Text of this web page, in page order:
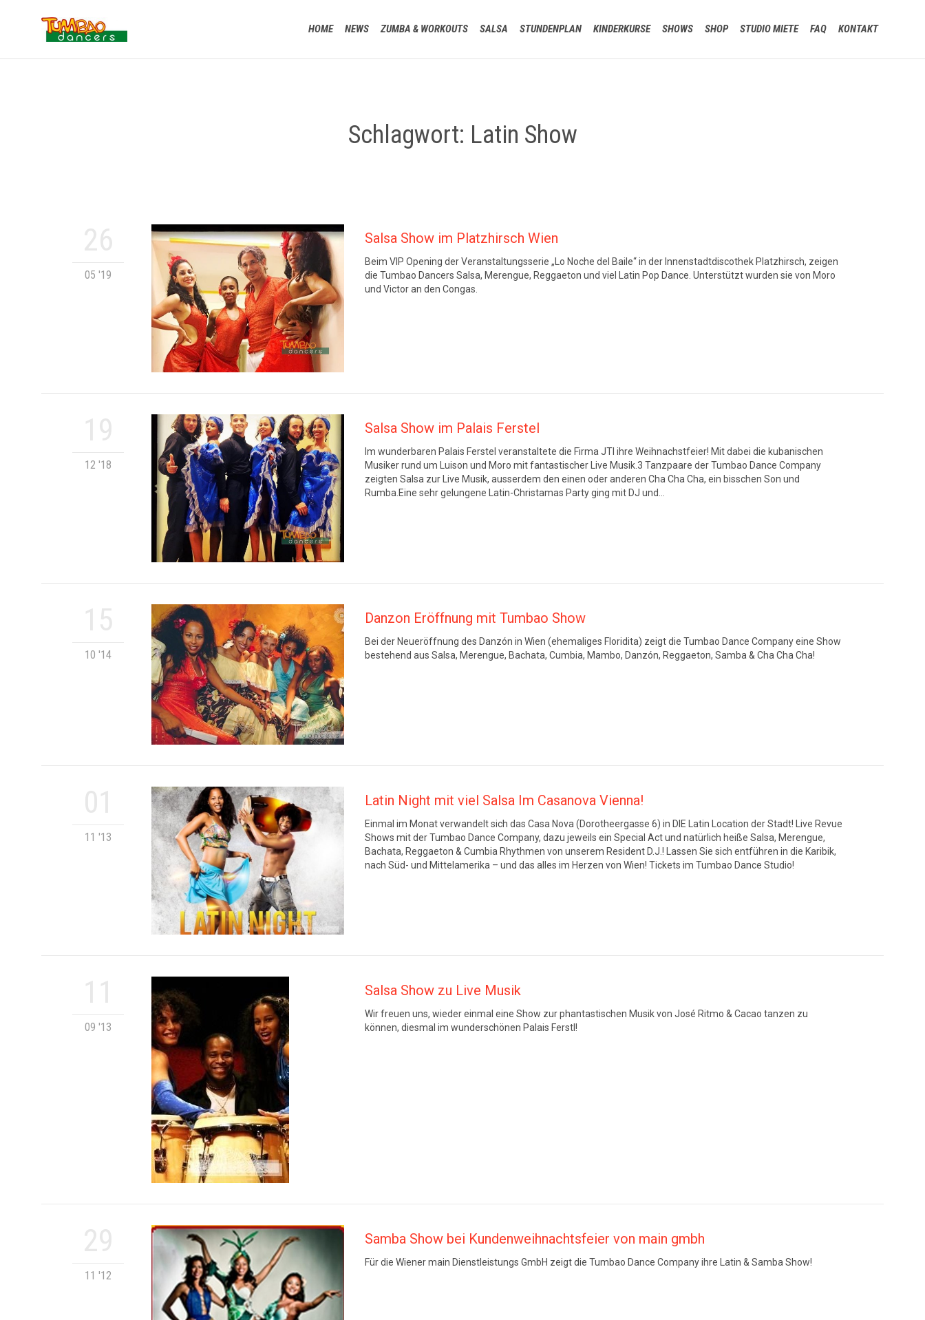
HOME NEWS ZUMBA & WORKOUTS SALSA STUNDENPLAN KINDERKURSE SHOWS SHOP STUDIO MIETE FAQ KONTAKT
Schlagwort: Latin Show
05 '19
Salsa Show im Platzhirsch Wien
Beim VIP Opening der Veranstaltungsserie „Lo Noche del Baile“ in der Innenstadtdiscothek Platzhirsch, zeigen
die Tumbao Dancers Salsa, Merengue, Reggaeton und viel Latin Pop Dance. Unterstützt wurden sie von Moro
und Victor an den Congas.
12 '18
Salsa Show im Palais Ferstel
Im wunderbaren Palais Ferstel veranstaltete die Firma JTI ihre Weihnachstfeier! Mit dabei die kubanischen
Musiker rund um Luison und Moro mit fantastischer Live Musik.3 Tanzpaare der Tumbao Dance Company
zeigten Salsa zur Live Musik, ausserdem den einen oder anderen Cha Cha Cha, ein bisschen Son und
Rumba.Eine sehr gelungene Latin-Christamas Party ging mit DJ und…
10 '14
Danzon Eröffnung mit Tumbao Show
Bei der Neueröffnung des Danzón in Wien (ehemaliges Floridita) zeigt die Tumbao Dance Company eine Show
bestehend aus Salsa, Merengue, Bachata, Cumbia, Mambo, Danzón, Reggaeton, Samba & Cha Cha Cha!
11 '13
Latin Night mit viel Salsa Im Casanova Vienna!
Einmal im Monat verwandelt sich das Casa Nova (Dorotheergasse 6) in DIE Latin Location der Stadt! Live Revue
Shows mit der Tumbao Dance Company, dazu jeweils ein Special Act und natürlich heiße Salsa, Merengue,
Bachata, Reggaeton & Cumbia Rhythmen von unserem Resident D.J.! Lassen Sie sich entführen in die Karibik,
nach Süd- und Mittelamerika – und das alles im Herzen von Wien! Tickets im Tumbao Dance Studio!
09 '13
Salsa Show zu Live Musik
Wir freuen uns, wieder einmal eine Show zur phantastischen Musik von José Ritmo & Cacao tanzen zu
können, diesmal im wunderschönen Palais Ferstl!
11 '12
Samba Show bei Kundenweihnachtsfeier von main gmbh
Für die Wiener main Dienstleistungs GmbH zeigt die Tumbao Dance Company ihre Latin & Samba Show!